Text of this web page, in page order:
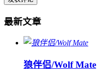
最新文章
狼伴侣/Wolf Mate